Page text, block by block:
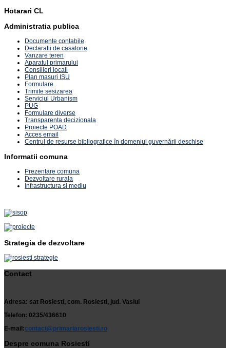
Hotarari CL
Administratia publica
Documente contabile
Declaratii de casatorie
Vanzare teren
Aparatul primarului
Consilieri locali
Plan masuri ISU
Formulare
Trimite sesizarea
Serviciul Urbanism
PUG
Formulare diverse
Transparenta decizionala
Proiecte POAD
Acces email
Centrul de resurse bibliografice în domeniul guvernării deschise
Informatii comuna
Prezentare comuna
Dezvoltare rurala
Infrastructura si mediu
Strategia de dezvoltare
Contact
Adresa: sat Rosiesti, com. Rosiesti, jud. Vaslui
Telefon: 0235/436610
E-mail:contact@primariarosiesti.ro
Despre comuna Rosiesti